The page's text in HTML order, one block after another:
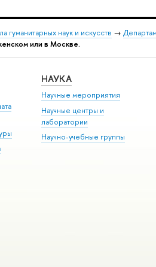
гуманитарных наук и искусств →
или в Москве.
НАУКА
Научные мероприятия
Научные центры и
лаборатории
Научно-учебные группы